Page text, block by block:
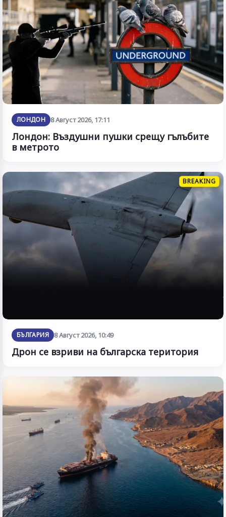
ЛОНДОН 8 Август 2026, 17:11
Лондон: Въздушни пушки срещу гълъбите
в метрото
BREAKING
БЪЛГАРИЯ 8 Август 2026, 10:49
Дрон се взриви на българска територия